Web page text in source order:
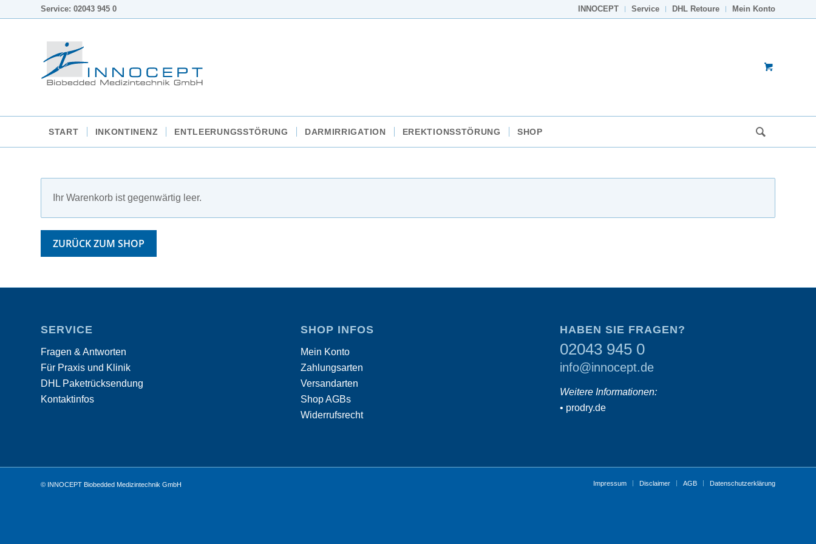
INNOCEPT Service DHL Retoure Mein Konto
Service: 02043 945 0
START INKONTINENZ ENTLEERUNGSSTÖRUNG DARMIRRIGATION EREKTIONSSTÖRUNG SHOP
Ihr Warenkorb ist gegenwärtig leer.
ZURÜCK ZUM SHOP
SERVICE
Fragen & Antworten
Für Praxis und Klinik
DHL Paketrücksendung
Kontaktinfos
SHOP INFOS
Mein Konto
Zahlungsarten
Versandarten
Shop AGBs
Widerrufsrecht
HABEN SIE FRAGEN?
02043 945 0
info@innocept.de
Weitere Informationen:
• prodry.de
© INNOCEPT Biobedded Medizintechnik GmbH Impressum Disclaimer AGB Datenschutzerklärung